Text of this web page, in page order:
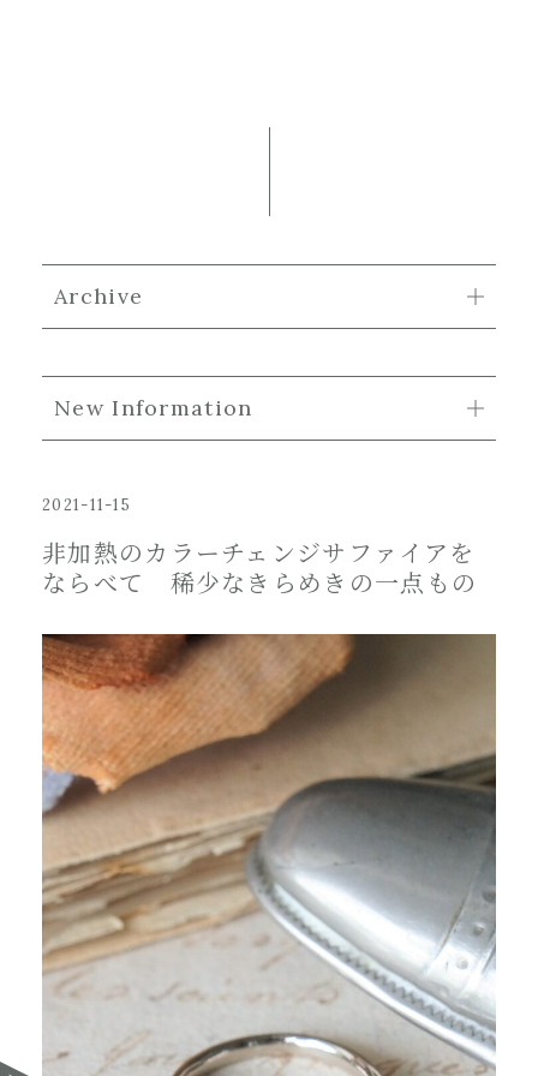
Archive
New Information
2021-11-15
非加熱のカラーチェンジサファイアを
ならべて 稀少なきらめきの一点もの